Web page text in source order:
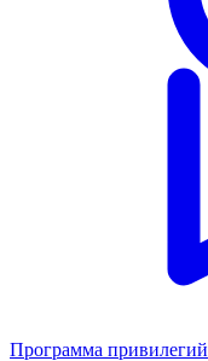
Программа привилегий